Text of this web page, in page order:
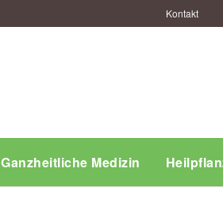
Kontakt
Ganzheitliche Medizin